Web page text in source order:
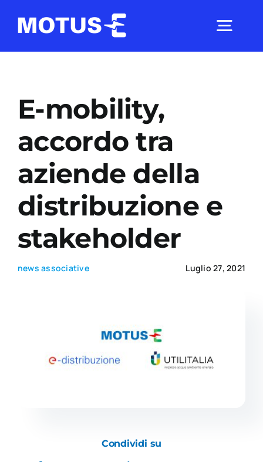
Studi e ricerche
Analisi di mercato
Utilità
Comunicati Stampa
E-mobility,
accordo tra
aziende della
distribuzione e
stakeholder
news associative Luglio 27, 2021
Condividi su